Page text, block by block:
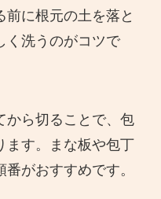
前に根元の土を落と
く洗うのがコツで
から切ることで、包
ます。まな板や包丁
がおすすめです。